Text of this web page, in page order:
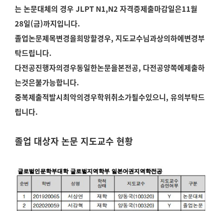
는 논문대체의 경우 JLPT N1,N2 자격증제출마감일은11월
28일(금)까지입니다.
졸업논문제목변경을희망할경우, 지도교수님과상의하에변경부
탁드립니다.
다전공진행자의경우동일한논문을본전공, 다전공양쪽에제출하
는것은불가능합니다.
중복제출적발시최악의경우학위취소가될수있으니, 유의부탁드
립니다.
졸업 대상자 논문 지도교수 현황